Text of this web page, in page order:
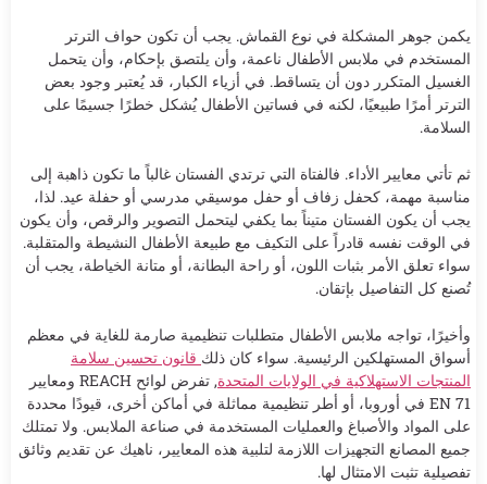
يكمن جوهر المشكلة في نوع القماش. يجب أن تكون حواف الترتر
المستخدم في ملابس الأطفال ناعمة، وأن يلتصق بإحكام، وأن يتحمل
الغسيل المتكرر دون أن يتساقط. في أزياء الكبار، قد يُعتبر وجود بعض
الترتر أمرًا طبيعيًا، لكنه في فساتين الأطفال يُشكل خطرًا جسيمًا على
السلامة.
ثم تأتي معايير الأداء. فالفتاة التي ترتدي الفستان غالباً ما تكون ذاهبة إلى
مناسبة مهمة، كحفل زفاف أو حفل موسيقي مدرسي أو حفلة عيد. لذا،
يجب أن يكون الفستان متيناً بما يكفي ليتحمل التصوير والرقص، وأن يكون
في الوقت نفسه قادراً على التكيف مع طبيعة الأطفال النشيطة والمتقلبة.
سواء تعلق الأمر بثبات اللون، أو راحة البطانة، أو متانة الخياطة، يجب أن
تُصنع كل التفاصيل بإتقان.
وأخيرًا، تواجه ملابس الأطفال متطلبات تنظيمية صارمة للغاية في معظم
أسواق المستهلكين الرئيسية. سواء كان ذلك قانون تحسين سلامة
المنتجات الاستهلاكية في الولايات المتحدة
, تفرض لوائح REACH ومعايير
EN 71 في أوروبا، أو أطر تنظيمية مماثلة في أماكن أخرى، قيودًا محددة
على المواد والأصباغ والعمليات المستخدمة في صناعة الملابس. ولا تمتلك
جميع المصانع التجهيزات اللازمة لتلبية هذه المعايير، ناهيك عن تقديم وثائق
تفصيلية تثبت الامتثال لها.